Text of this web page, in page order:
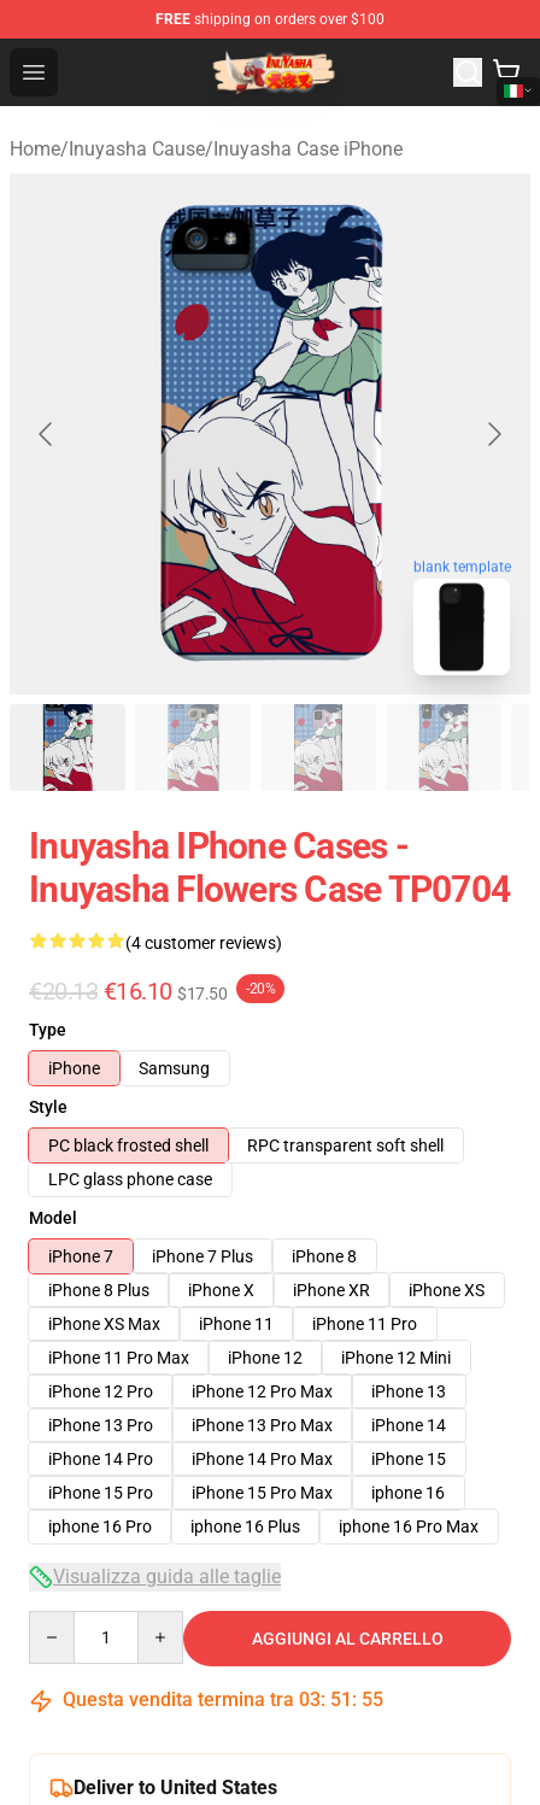
FREE shipping on orders over $100
Open menu
Inuyasha Store - Official Inuyasha Merchandise Shop
Home/Inuyasha Cause/Inuyasha Case iPhone
blank template
Inuyasha IPhone Cases -
Inuyasha Flowers Case TP0704
(4 customer reviews)
€20.13 €16.10 $17.50 -20%
Type
iPhone
Samsung
Style
PC black frosted shell
RPC transparent soft shell
LPC glass phone case
Model
iPhone 7
iPhone 7 Plus
iPhone 8
iPhone 8 Plus
iPhone X iPhone XR
iPhone XS
iPhone XS Max
iPhone 11
iPhone 11 Pro
iPhone 11 Pro Max
iPhone 12
iPhone 12 Mini
iPhone 12 Pro
iPhone 12 Pro Max
iPhone 13
iPhone 13 Pro
iPhone 13 Pro Max
iPhone 14
iPhone 14 Pro
iPhone 14 Pro Max
iPhone 15
iPhone 15 Pro
iPhone 15 Pro Max
iphone 16
iphone 16 Pro
iphone 16 Plus iphone 16 Pro Max
Visualizza guida alle taglie
AGGIUNGI AL CARRELLO
Questa vendita termina tra 03: 51 : 54
Deliver to United States